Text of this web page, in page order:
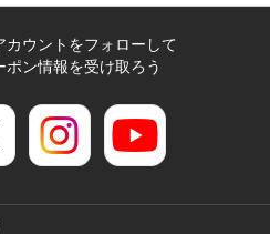
カウントをフォローして
ポン情報を受け取ろう